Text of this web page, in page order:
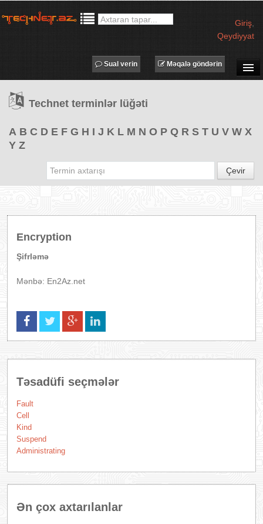
Giriş
Qeydiyyat
TƏDBİRLƏR
PROQRAMLAR
Məqalə göndərin
Sual verin
Technet terminlər lüğəti
A B C D E F G H I J K L M N O P Q R S T U V W X
Y Z
Çevir
Encryption
Şifrləmə
Mənbə: En2Az.net
Təsadüfi seçmələr
Fault
Cell
Kind
Suspend
Administrating
Ən çox axtarılanlar